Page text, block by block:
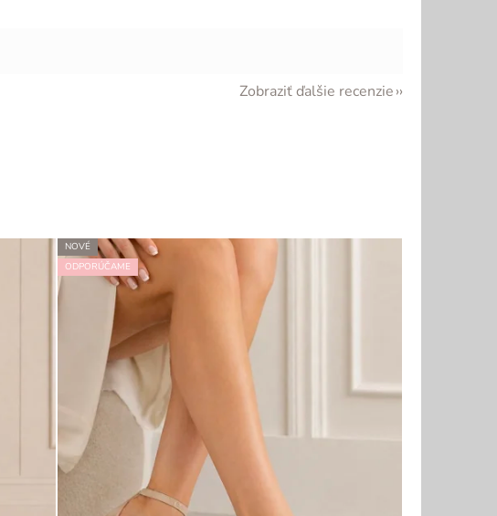
Zobraziť ďalšie recenzie
NOVÉ
ODPORÚČAME